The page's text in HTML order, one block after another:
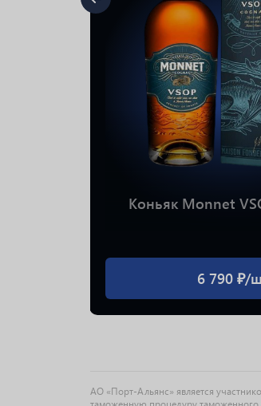
Коньяк Monnet
6 790 ₽/
АО «Порт-Альянс» является